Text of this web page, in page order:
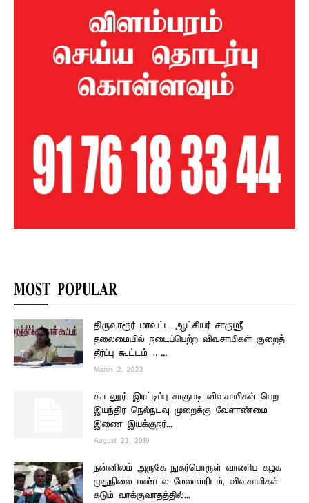
MOST POPULAR
திருவாரூர் மாவட்ட ஆட்சியர் சாருஸ்ரீ
தலைமையில் நடைப்பெற்ற விவசாயிகள் குறைத்
தீர்ப்பு கூட்டம் …...
March 2, 2023
கூடலூர்: இரட்டிப்பு சாகுபடி விவசாயிகள் பெற
இயந்திர நெல்நடவு முறைக்கு வேளாண்மை
இணை இயக்குநர்...
August 23, 2019
நன்னிலம் அருகே நுகர்பொருள் வாணிப கழக
முதுநிலை மண்டல மேலாளரிடம், விவசாயிகள்
கடும் வாக்குவாதத்தில்...